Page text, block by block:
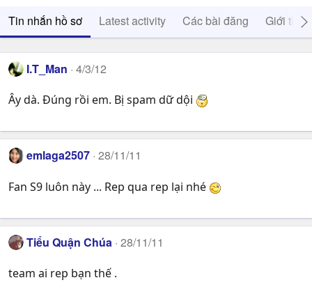
Tin nhắn hồ sơ Latest activity Các bài đăng Giới thiệu
I.T_Man 4/3/12
Ây dà. Đúng rồi em. Bị spam dữ dội
emlaga2507 28/11/11
Fan S9 luôn này ... Rep qua rep lại nhé
Tiểu Quận Chúa 28/11/11
team ai rep bạn thế .